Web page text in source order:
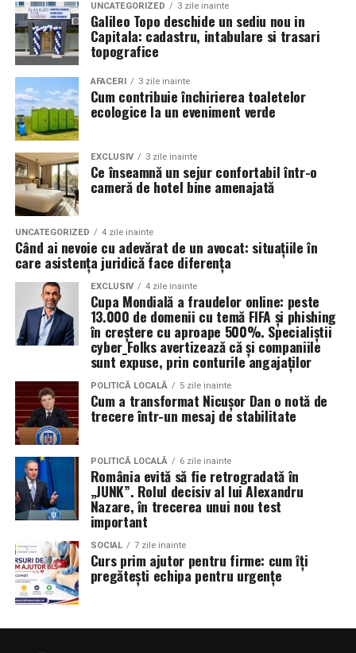
UNCATEGORIZED 3 zile inainte
Galileo Topo deschide un sediu nou in
Capitala: cadastru, intabulare si trasari
topografice
AFACERI 3 zile inainte
Cum contribuie închirierea toaletelor
ecologice la un eveniment verde
EXCLUSIV 3 zile inainte
Ce înseamnă un sejur confortabil într-o
cameră de hotel bine amenajată
UNCATEGORIZED 4 zile inainte
Când ai nevoie cu adevărat de un avocat: situațiile în
care asistența juridică face diferența
EXCLUSIV 4 zile inainte
Cupa Mondială a fraudelor online: peste
13.000 de domenii cu temă FIFA și phishing
în creștere cu aproape 500%. Specialiștii
cyber_Folks avertizează că și companiile
sunt expuse, prin conturile angajaților
POLITICĂ LOCALĂ 5 zile inainte
Cum a transformat Nicușor Dan o notă de
trecere într-un mesaj de stabilitate
POLITICĂ LOCALĂ 6 zile inainte
România evită să fie retrogradată în
„JUNK”. Rolul decisiv al lui Alexandru
Nazare, în trecerea unui nou test
important
SOCIAL 7 zile inainte
Curs prim ajutor pentru firme: cum îți
pregătești echipa pentru urgențe